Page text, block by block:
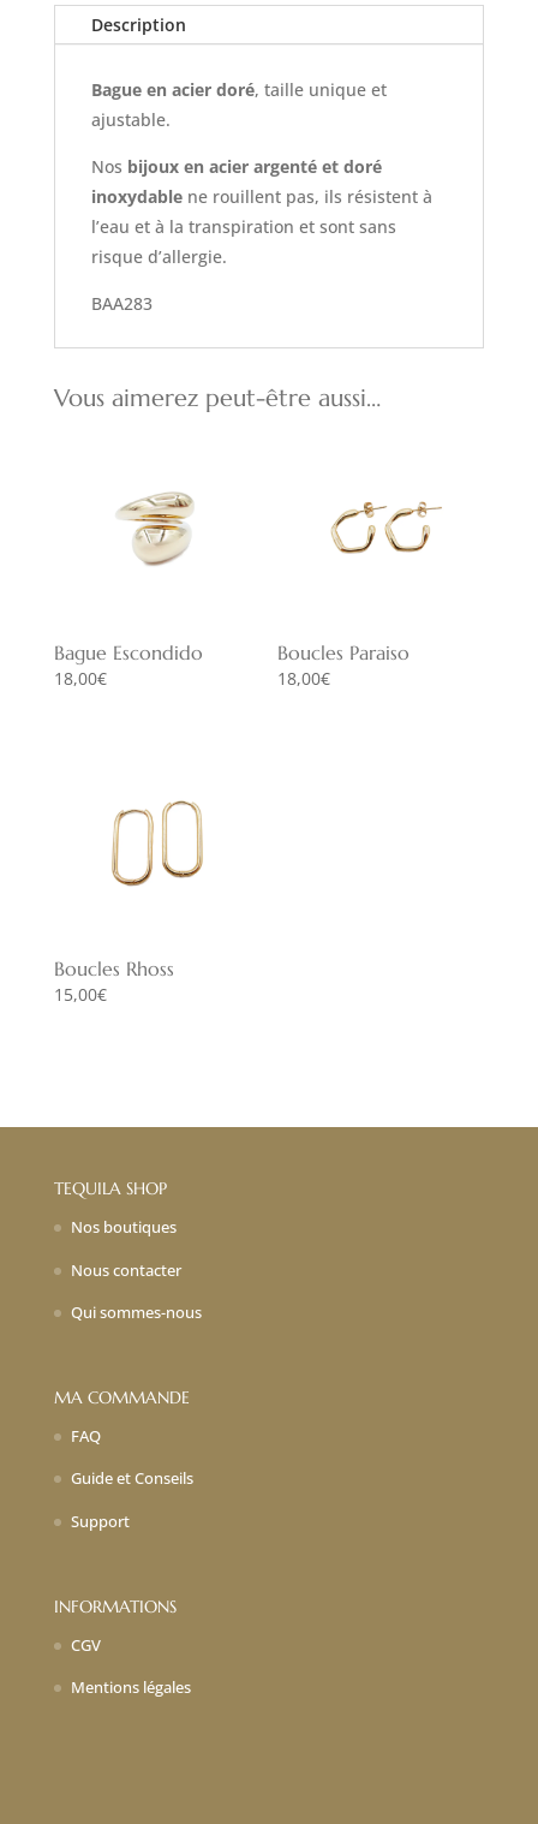
Description
Bague en acier doré, taille unique et
ajustable.
Nos bijoux en acier argenté et doré
inoxydablene rouillent pas, ils résistent à
l’eau et à la transpiration et sont sans
risque d’allergie.
BAA283
Vous aimerez peut-être aussi…
Bague Escondido
18,00€
Boucles Paraiso
18,00€
Boucles Rhoss
15,00€
TEQUILA SHOP
Nos boutiques
Nous contacter
Qui sommes-nous
MA COMMANDE
FAQ
Guide et Conseils
Support
INFORMATIONS
CGV
Mentions légales